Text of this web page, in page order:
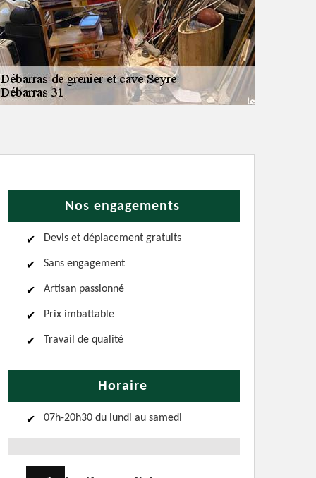
Nos engagements
Devis et déplacement gratuits
Sans engagement
Artisan passionné
Prix imbattable
Travail de qualité
Horaire
07h-20h30 du lundi au samedi